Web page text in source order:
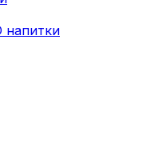
напитки